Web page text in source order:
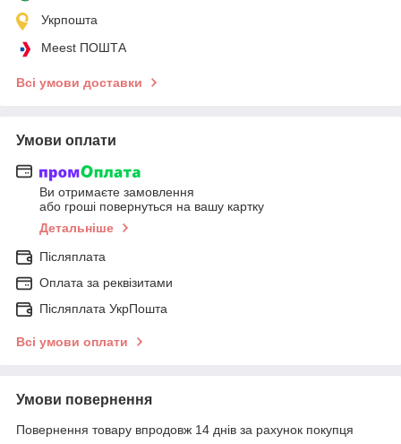
Укрпошта
Meest ПОШТА
Всі умови доставки
Умови оплати
Ви отримаєте замовлення
або гроші повернуться на вашу картку
Детальніше
Післяплата
Оплата за реквізитами
Післяплата УкрПошта
Всі умови оплати
Умови повернення
Повернення товару впродовж 14 днів за рахунок покупця